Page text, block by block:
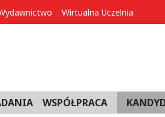
Wirtualna Uczelnia
WSPÓŁPRACA